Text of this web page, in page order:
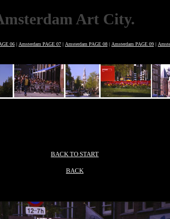
Art City.
06 | Amsterdam PAGE 07 | Amsterdam PAGE 08 | Amsterdam PAGE 09 |
BACK TO START
BACK